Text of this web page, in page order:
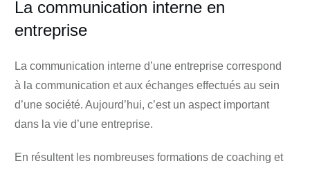
La communication interne en
entreprise
La communication interne d’une entreprise correspond
à la communication et aux échanges effectués au sein
d’une société. Aujourd’hui, c’est un aspect important
dans la vie d’une entreprise.
En résultent les nombreuses formations de coaching et